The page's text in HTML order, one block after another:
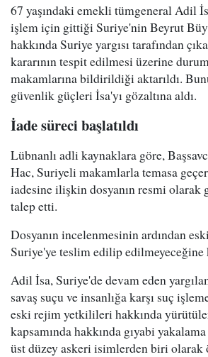
67 yaşındaki emekli tümgeneral Adil
işlem için gittiği Suriye'nin Beyrut
hakkında Suriye yargısı tarafından
kararının tespit edilmesi üzerine
makamlarına bildirildiği aktarıldı.
güvenlik güçleri İsa'yı gözaltına aldı.
İade süreci başlatıldı
Lübnanlı adli kaynaklara göre,
Hac, Suriyeli makamlarla temasa
iadesine ilişkin dosyanın resmi olarak
talep etti.
Dosyanın incelenmesinin ardından
Suriye'ye teslim edilip edilmeyeceğine
Adil İsa, Suriye'de devam eden
savaş suçu ve insanlığa karşı suç
eski rejim yetkilileri hakkında
kapsamında hakkında gıyabi
üst düzey askeri isimlerden biri olarak